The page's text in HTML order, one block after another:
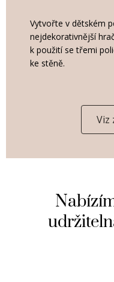
Vytvořte v dětském
nejdekorativnější
k použití se třemi
ke stěně.
Viz